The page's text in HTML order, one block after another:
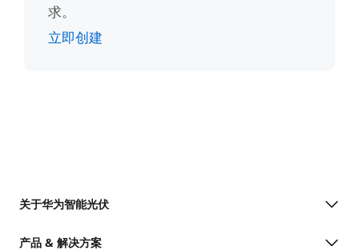
求。
立即创建
关于华为智能光伏
产品 & 解决方案